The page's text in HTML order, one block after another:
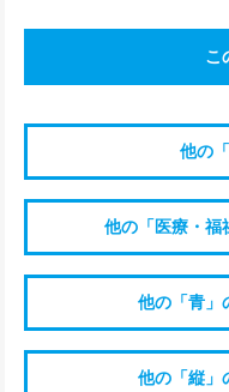
こ
他の
他の「医療・福
他の「青」
他の「縦」